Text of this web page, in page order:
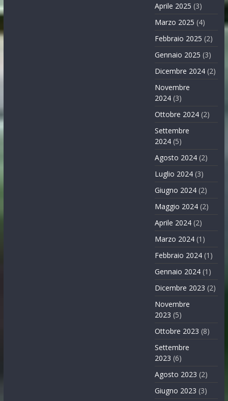
Aprile 2025 (3)
Marzo 2025 (4)
Febbraio 2025 (2)
Gennaio 2025 (3)
Dicembre 2024 (2)
Novembre
2024 (3)
Ottobre 2024 (2)
Settembre
2024 (5)
Agosto 2024 (2)
Luglio 2024 (3)
Giugno 2024 (2)
Maggio 2024 (2)
Aprile 2024 (2)
Marzo 2024 (1)
Febbraio 2024 (1)
Gennaio 2024 (1)
Dicembre 2023 (2)
Novembre
2023 (5)
Ottobre 2023 (8)
Settembre
2023 (6)
Agosto 2023 (2)
Giugno 2023 (3)